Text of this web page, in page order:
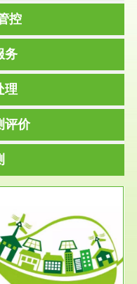
控
务
理
评价